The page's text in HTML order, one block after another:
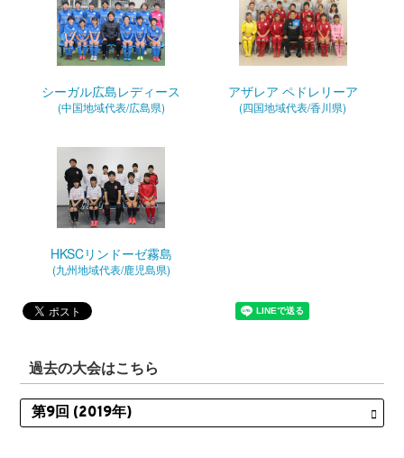
シーガル広島レディース
(中国地域代表/広島県)
アザレア ペドレリーア
(四国地域代表/香川県)
HKSCリンドーゼ霧島
(九州地域代表/鹿児島県)
過去の大会はこちら